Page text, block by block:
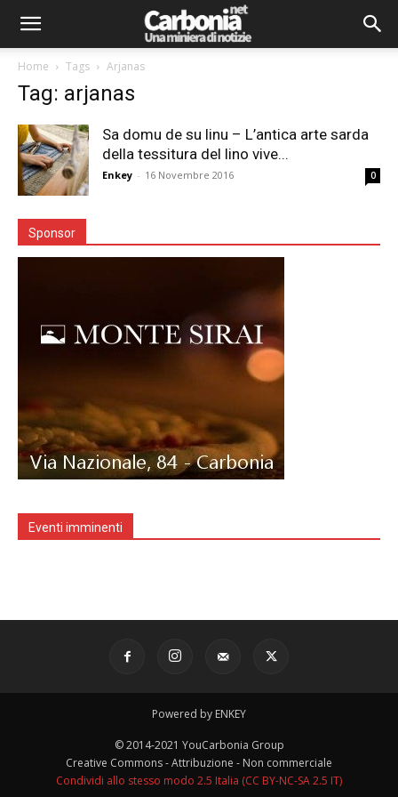
Home Tags Arjanas
Tag: arjanas
Sa domu de su linu – L’antica arte sarda
della tessitura del lino vive...
Enkey - 16 Novembre 2016 0
Sponsor
Eventi imminenti
Powered by ENKEY
© 2014-2021 YouCarbonia Group
Creative Commons - Attribuzione - Non commerciale
Condividi allo stesso modo 2.5 Italia (CC BY-NC-SA 2.5 IT)